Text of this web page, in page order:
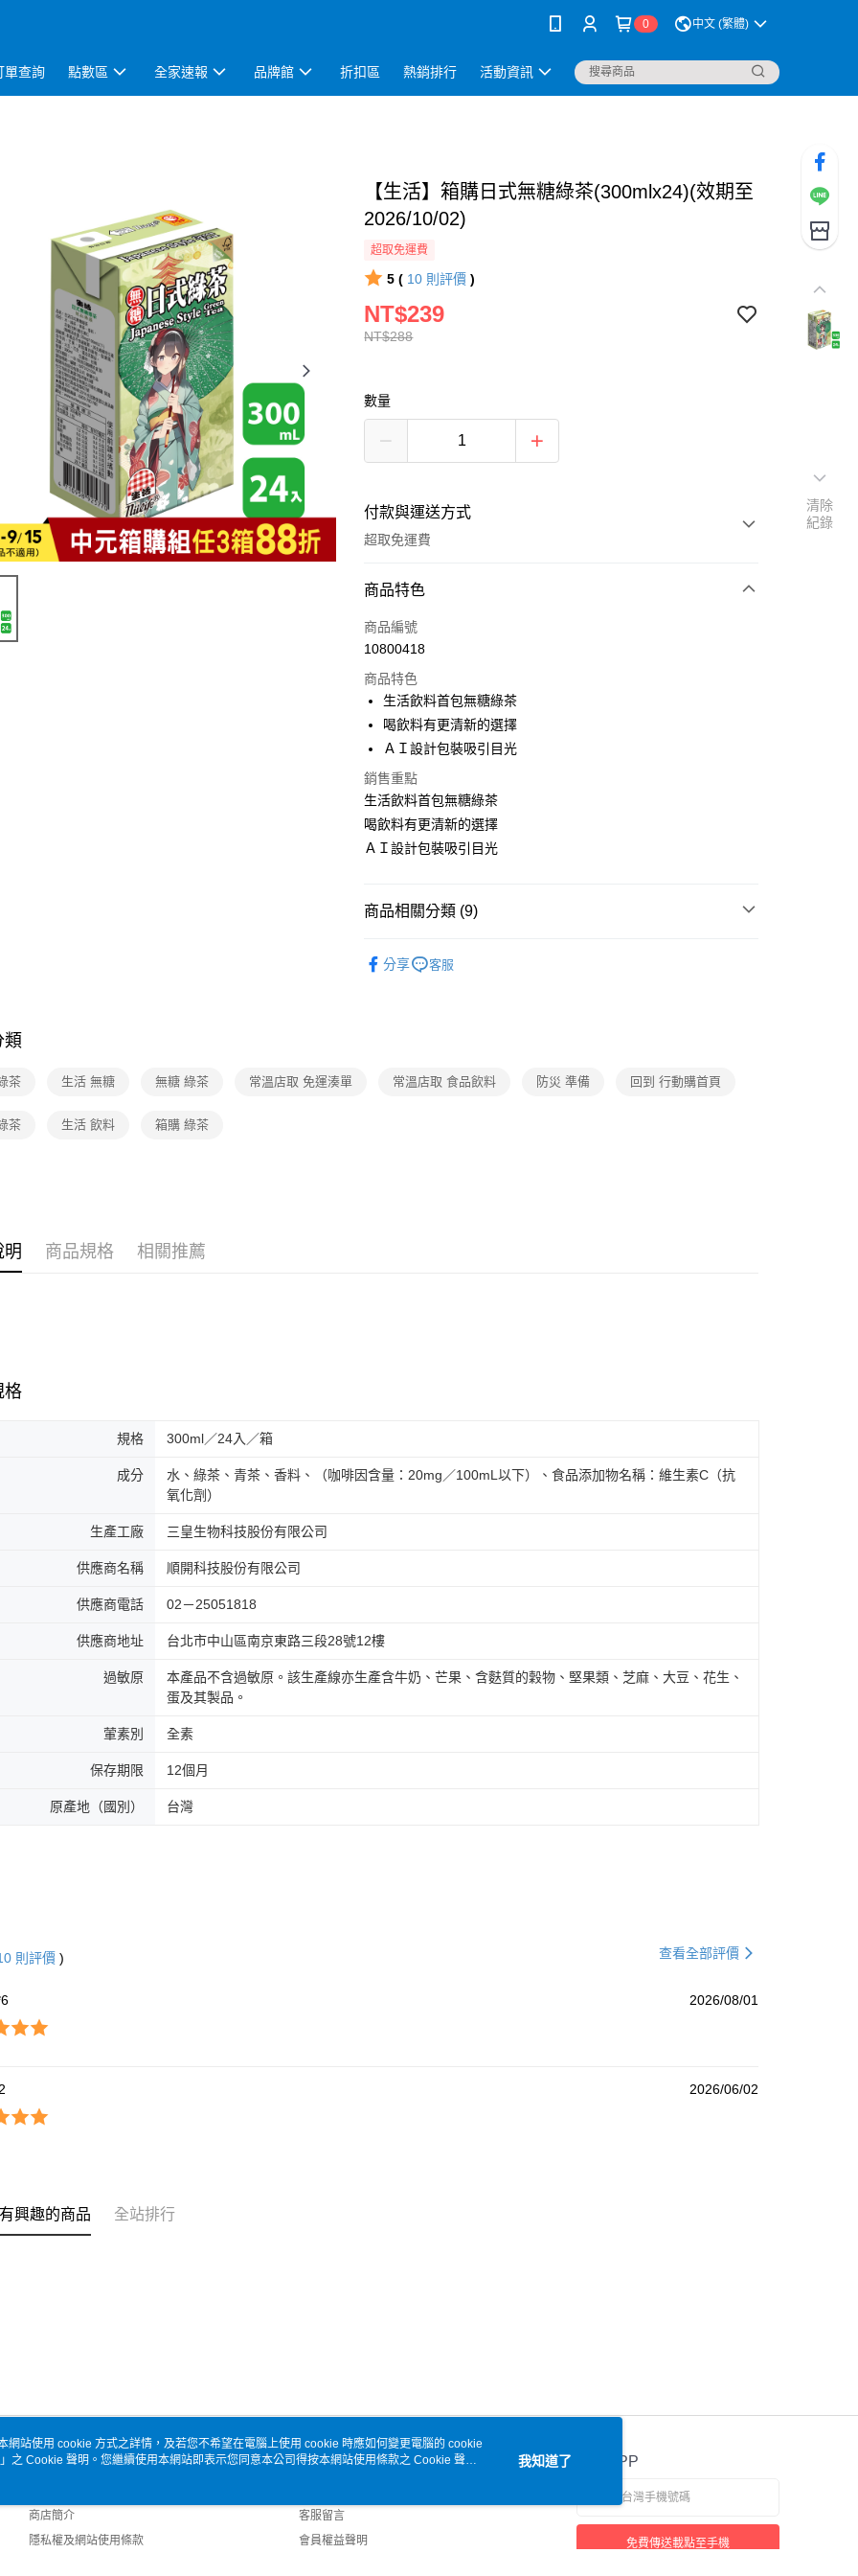
0 中文 (繁體)
單查詢 點數區 全家速報 品牌館 折扣區 熱銷排行 活動資訊
【生活】箱購日式無糖綠茶(300mlx24)(效期至
2026/10/02)
超取免運費
5 ( 10 則評價 )
NT$288
NT$239
數量
付款與運送方式
超取免運費
付款方式
全家線上支付
運送方式
全家取貨付款
免運費
常溫-付款後全家取貨
免運費
商品特色
商品編號
10800418
商品特色
生活飲料首包無糖綠茶
喝飲料有更清新的選擇
ＡＩ設計包裝吸引目光
銷售重點
生活飲料首包無糖綠茶
喝飲料有更清新的選擇
ＡＩ設計包裝吸引目光
商品相關分類 (9)
❚熱門話題 常溫店配｜購物指南
食品/調味/乳品/飲料｜常溫
分享 客服
類
茶 生活 無糖 無糖 綠茶 常溫店取 免運湊單 常溫店取 食品飲料 防災 準備 回到 行動購首頁
茶 生活 飲料 箱購 綠茶
明 商品規格 相關推薦
格
規格 300ml／24入／箱
成分
水、綠茶、青茶、香料、（咖啡因含量：20mg／100mL以下）、食品添加物名稱：維生素C（抗
氧化劑）
生產工廠 三皇生物科技股份有限公司
供應商名稱 順開科技股份有限公司
供應商電話 02－25051818
供應商地址 台北市中山區南京東路三段28號12樓
過敏原
本產品不含過敏原。該生產線亦生產含牛奶、芒果、含麩質的穀物、堅果類、芝麻、大豆、花生、
蛋及其製品。
葷素別 全素
保存期限 12個月
原產地（國別） 台灣
則評價 ) 查看全部評價
2026/08/01
2026/06/02
興趣的商品 全站排行
關於我們
商店簡介
隱私權及網站使用條款
客服資訊
客服留言
會員權益聲明
官方APP
免費傳送載點至手機
清除
紀錄
網站使用 cookie 方式之詳情，及若您不希望在電腦上使用 cookie 時應如何變更電腦的 cookie
」之 Cookie 聲明。您繼續使用本網站即表示您同意本公司得按本網站使用條款之 Cookie 聲明
我知道了